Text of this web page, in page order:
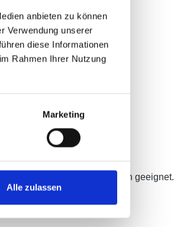
anbieten zu können
Verwendung unserer
diese Informationen
Rahmen Ihrer Nutzung
Marketing
Alle zulassen
Für Ballmaschinen geeignet.